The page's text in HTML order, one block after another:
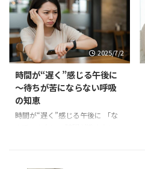
起きなくても─ いまの地球に
は、たしかに目に見えない揺らぎ
があります。 予言や未来予測、
エネルギーの変化といった情報が
飛び交い、 心がざわつくことも
あるかもしれません。 でも、こ
う問いかけてみてください。
「もし、なにも起こらなかった
ら？」 「それでも私は、今日の
私を選ぶだろうか？」 それが、
2025/7/2
時間が“遅く”感じる午後に
～待ちが苦にならない呼吸
の知恵
時間が“遅く”感じる午後に 「な